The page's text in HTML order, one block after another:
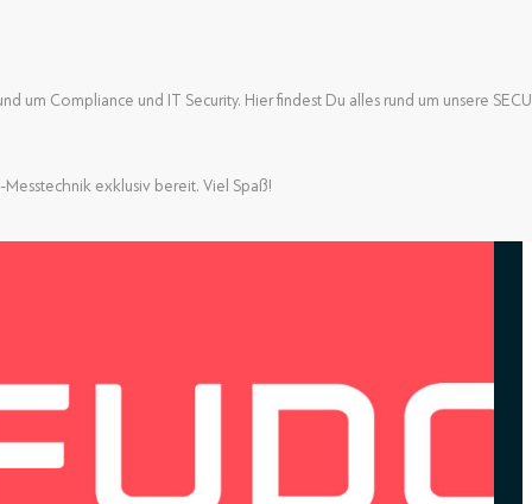
um Compliance und IT Security. Hier findest Du alles rund um unsere
exklusiv bereit. Viel Spaß!
um Compliance und IT Security. Hier findest Du alles rund um unsere
exklusiv bereit. Viel Spaß!